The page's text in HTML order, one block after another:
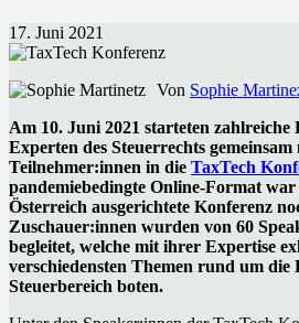
17. Juni 2021
Von Sophie
Am 10. Juni 2021 starteten
Experten des Steuerrechts gemeinsam
Teilnehmer:innen in die TaxTech
pandemiebedingte Online-Format
Österreich ausgerichtete Konferenz
Zuschauer:innen wurden von 60
begleitet, welche mit ihrer Expertise
verschiedensten Themen rund um
Steuerbereich boten.